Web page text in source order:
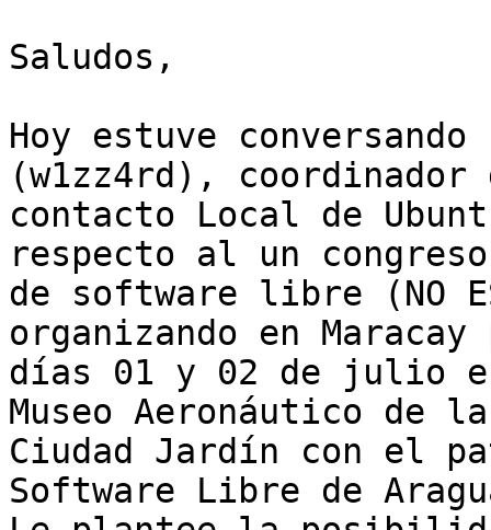
Saludos,
Hoy estuve conversando
(w1zz4rd), coordinador
contacto Local de
respecto al un
de software libre (NO
organizando en
días 01 y 02 de julio
Museo Aeronáutico de la
Ciudad Jardín con el
Software Libre de